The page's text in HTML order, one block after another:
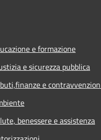
e formazione
e sicurezza pubblica
e
benessere e assistenza